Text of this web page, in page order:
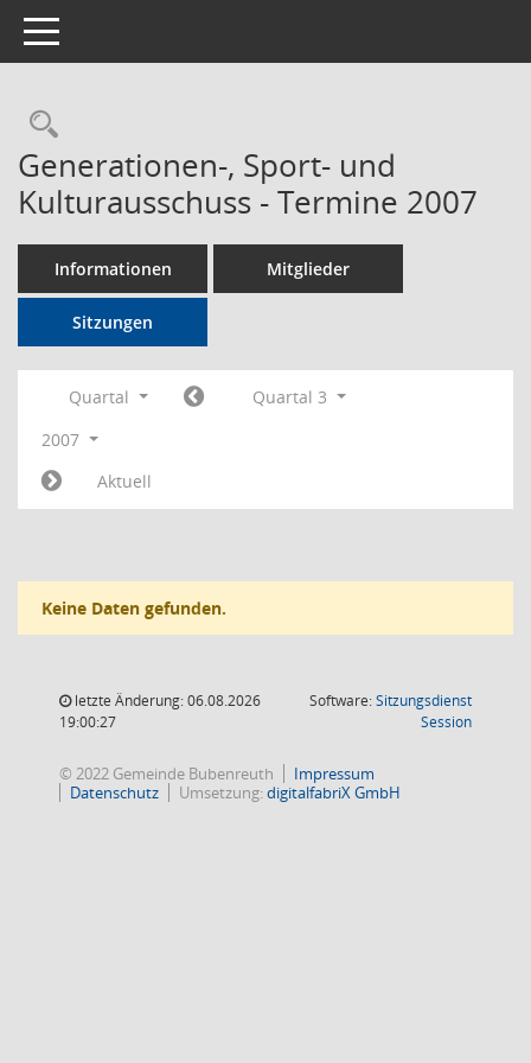
Toggle navigation
Rechercheauswahl
Generationen-, Sport- und
Kulturausschuss - Termine 2007
Informationen Mitglieder
Sitzungen
Quartal
Quartal 3
2007
Aktuell
Keine Daten gefunden.
letzte Änderung: 06.08.2026
19:00:27
Software:Sitzungsdienst
Session(Wird in
© 2022 Gemeinde Bubenreuth
Impressum
Datenschutz
Umsetzung:digitalfabriX GmbH